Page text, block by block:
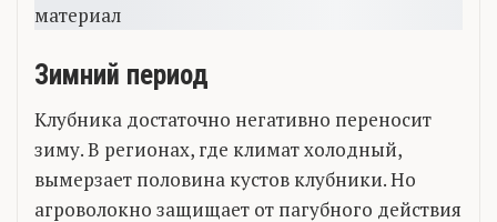
Зимний период
Клубника достаточно негативно переносит
зиму. В регионах, где климат холодный,
вымерзает половина кустов клубники. Но
агроволокно защищает от пагубного действия